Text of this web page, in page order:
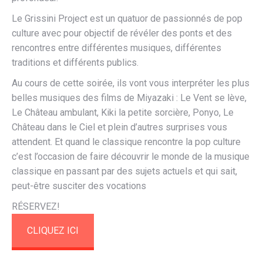
Le Grissini Project est un quatuor de passionnés de pop
culture avec pour objectif de révéler des ponts et des
rencontres entre différentes musiques, différentes
traditions et différents publics.
Au cours de cette soirée, ils vont vous interpréter les plus
belles musiques des films de Miyazaki : Le Vent se lève,
Le Château ambulant, Kiki la petite sorcière, Ponyo, Le
Château dans le Ciel et plein d’autres surprises vous
attendent. Et quand le classique rencontre la pop culture
c’est l’occasion de faire découvrir le monde de la musique
classique en passant par des sujets actuels et qui sait,
peut-être susciter des vocations
RÉSERVEZ!
CLIQUEZ ICI